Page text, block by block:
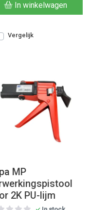
In winkelwagen
Vergelijk
MP
2K PU-lijm